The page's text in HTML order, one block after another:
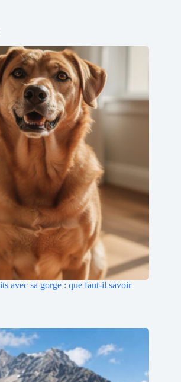
avec sa gorge : que faut-il savoir